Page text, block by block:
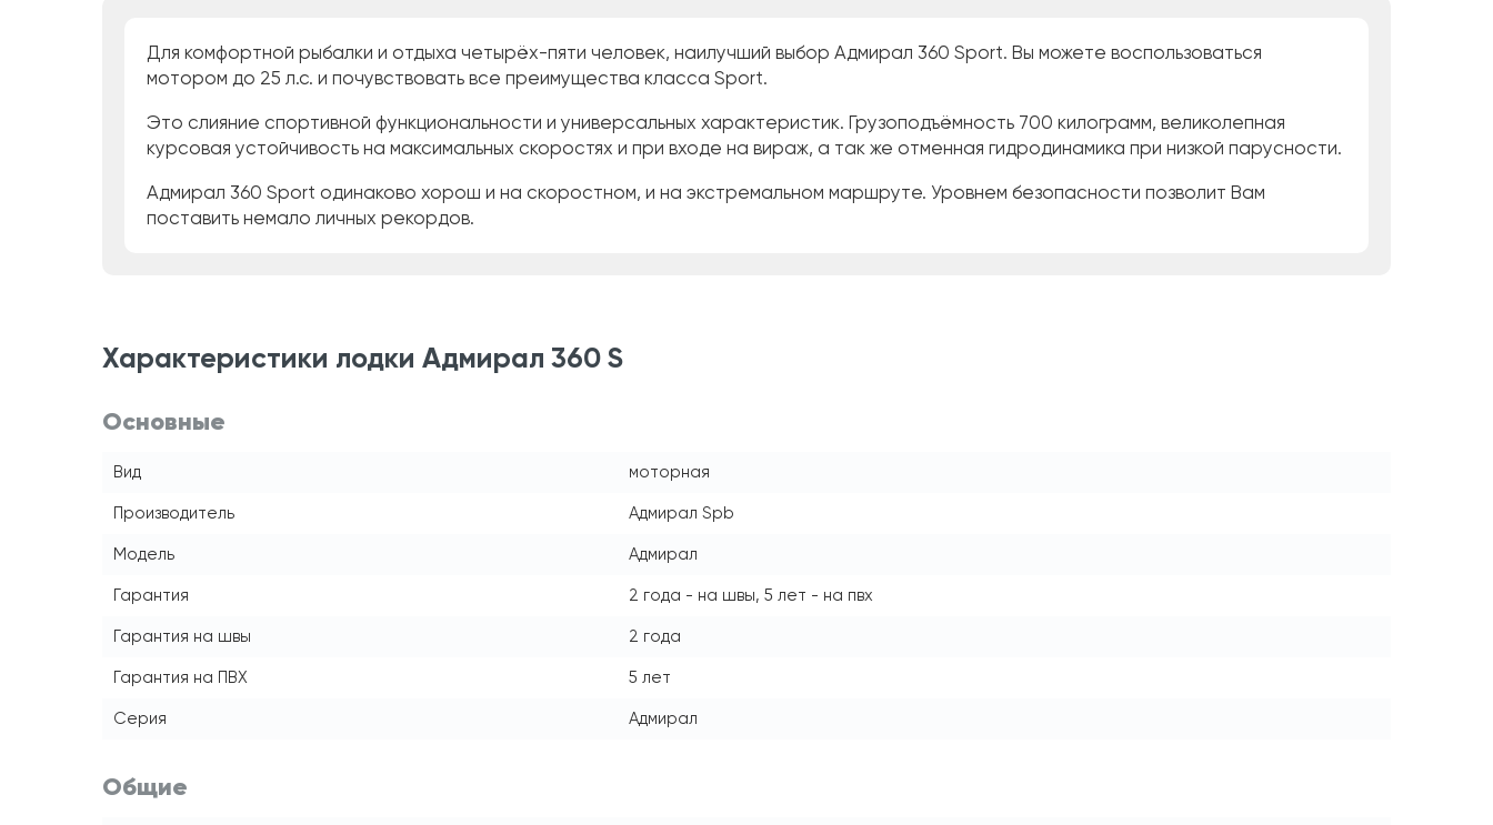
Для комфортной рыбалки и отдыха четырёх-пяти человек, наилучший выбор Адмирал 360 Sport. Вы можете воспользоваться
мотором до 25 л.с. и почувствовать все преимущества класса Sport.
Это слияние спортивной функциональности и универсальных характеристик. Грузоподъёмность 700 килограмм, великолепная
курсовая устойчивость на максимальных скоростях и при входе на вираж, а так же отменная гидродинамика при низкой парусности.
Адмирал 360 Sport одинаково хорош и на скоростном, и на экстремальном маршруте. Уровнем безопасности позволит Вам
поставить немало личных рекордов.
Характеристики лодки Адмирал 360 S
Основные
Вид моторная
Производитель Адмирал Spb
Модель Адмирал
Гарантия 2 года - на швы, 5 лет - на пвх
Гарантия на швы 2 года
Гарантия на ПВХ 5 лет
Серия Адмирал
Общие